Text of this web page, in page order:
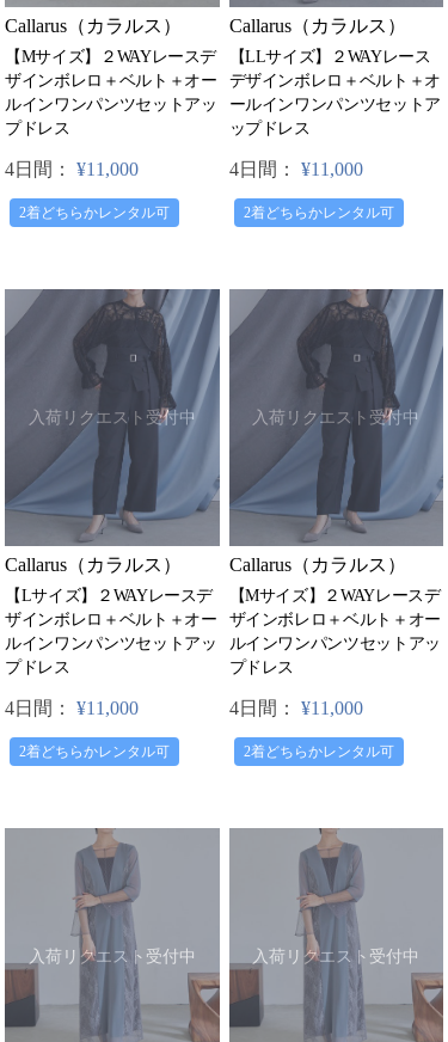
Callarus（カラルス）
【Mサイズ】２WAYレースデ
ザインボレロ＋ベルト＋オー
ルインワンパンツセットアッ
プドレス
4日間： ¥11,000
2着どちらかレンタル可
Callarus（カラルス）
【LLサイズ】２WAYレース
デザインボレロ＋ベルト＋オ
ールインワンパンツセットア
ップドレス
4日間： ¥11,000
2着どちらかレンタル可
入荷リクエスト受付中
Callarus（カラルス）
【Lサイズ】２WAYレースデ
ザインボレロ＋ベルト＋オー
ルインワンパンツセットアッ
プドレス
4日間： ¥11,000
2着どちらかレンタル可
入荷リクエスト受付中
Callarus（カラルス）
【Mサイズ】２WAYレースデ
ザインボレロ＋ベルト＋オー
ルインワンパンツセットアッ
プドレス
4日間： ¥11,000
2着どちらかレンタル可
入荷リクエスト受付中 入荷リクエスト受付中